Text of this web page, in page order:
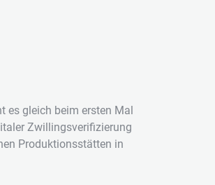
es gleich beim ersten Mal
Zwillingsverifizierung
Produktionsstätten in